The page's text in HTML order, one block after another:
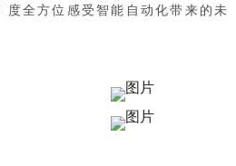
度全方位感受智能自动化带来的未